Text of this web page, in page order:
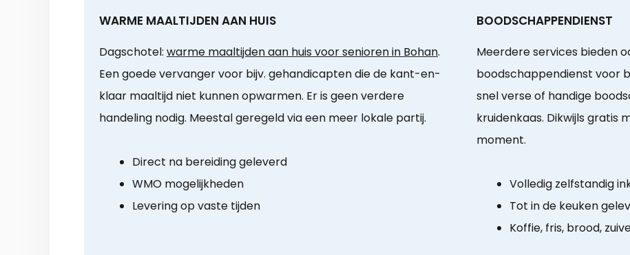
WARME MAALTIJDEN AAN HUIS
Dagschotel: warme maaltijden aan huis voor senioren in Bohan.
Een goede vervanger voor bijv. gehandicapten die de kant-en-
klaar maaltijd niet kunnen opwarmen. Er is geen verdere
handeling nodig. Meestal geregeld via een meer lokale partij.
Direct na bereiding geleverd
WMO mogelijkheden
Levering op vaste tijden
BOODSCHAPPENDIENST
Meerdere services bieden
boodschappendienst voor
snel verse of handige
kruidenkaas. Dikwijls gratis
moment.
Volledig zelfstandig
Tot in de keuken
Koffie, fris, brood,